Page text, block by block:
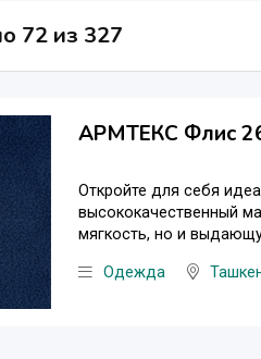
72 из 327
АРМТЕКС Флис
Откройте для себя
высококачественный
мягкость, но и
Одежда